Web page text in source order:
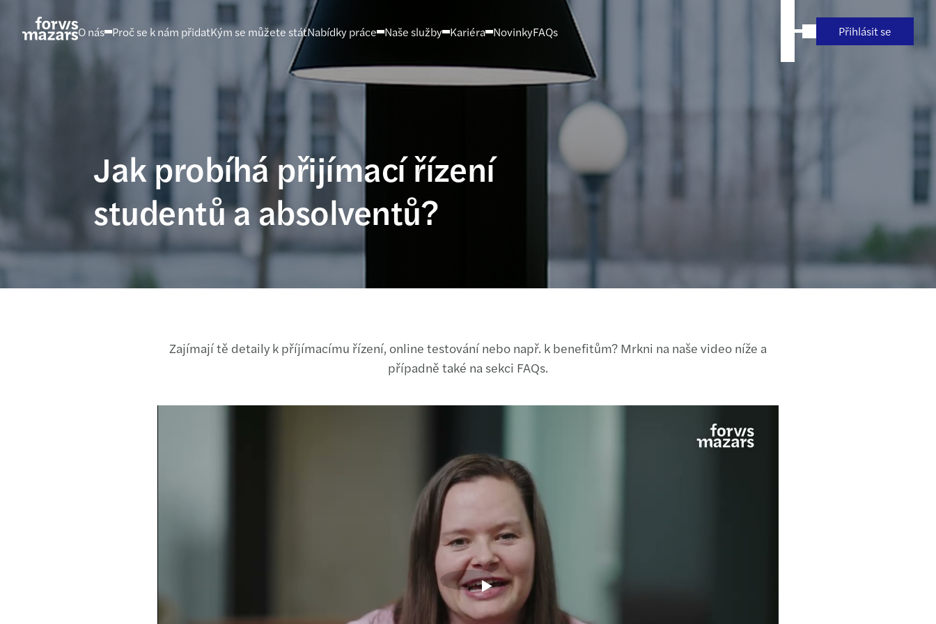
O nás Proč se k nám přidatKým se můžete státNabídky práce Naše služby Kariéra NovinkyFAQs Přihlásit se
Jak probíhá přijímací řízení
studentů a absolventů?
Zajímají tě detaily k příjímacímu řízení, online testování nebo např. k benefitům? Mrkni na naše video níže a
případně také na sekci FAQs.
Play